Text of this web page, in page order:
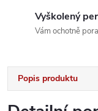
Vyškolený
Vám ochotně
Popis produktu